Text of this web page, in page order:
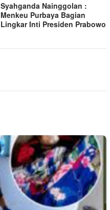
Syahganda Nainggolan :
Menkeu Purbaya Bagian
Lingkar Inti Presiden Prabowo